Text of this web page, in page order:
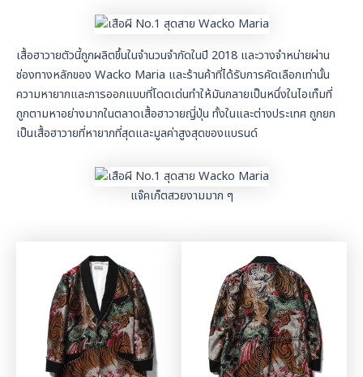
เสื้อฮาวายตัวนี้ถูกผลิตขึ้นในจำนวนจำกัดในปี 2018 และวางจำหน่ายผ่าน
ช่องทางหลักของ Wacko Maria และร้านค้าที่ได้รับการคัดเลือกเท่านั้น
ความหายากและการออกแบบที่โดดเด่นทำให้มันกลายเป็นหนึ่งในไอเท็มที่
ถูกตามหาอย่างมากในตลาดเสื้อฮาวายญี่ปุ่น ทั้งในและต่างประเทศ ถูกยก
เป็นเสื้อฮาวายที่หายากที่สุดและมูลค่าสูงสุดของแบรนด์
แจ๊คเก็ตสวยงามมาก ๆ